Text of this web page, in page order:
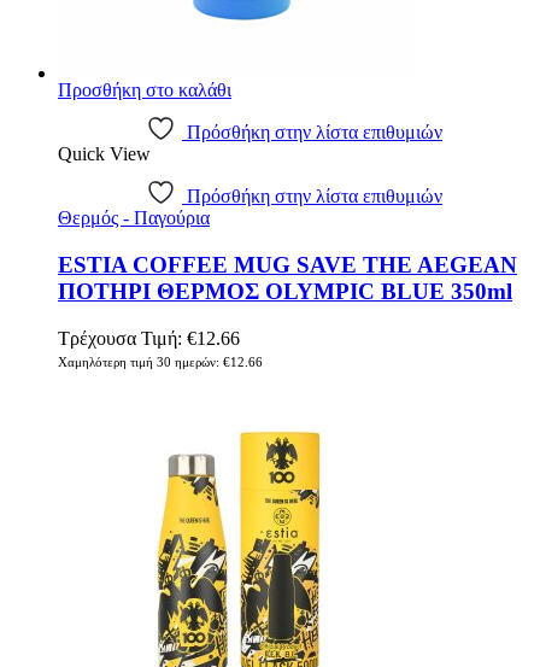
Προσθήκη στο καλάθι
Πρόσθήκη στην λίστα επιθυμιών
Quick View
Πρόσθήκη στην λίστα επιθυμιών
Θερμός - Παγούρια
ESTIA COFFEE MUG SAVE THE AEGEAN
ΠΟΤΗΡΙ ΘΕΡΜΟΣ OLYMPIC BLUE 350ml
Τρέχουσα Τιμή: €12.66
Χαμηλότερη τιμή 30 ημερών: €12.66